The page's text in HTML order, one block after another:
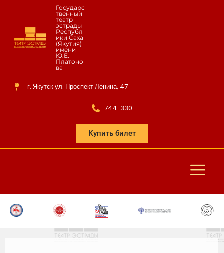
Государс
твенный
театр
эстрады
Республ
ики Саха
(Якутия)
имени
Ю.Е.
Платоно
ва
г. Якутск ул. Проспект Ленина, 47
744-330
Купить билет